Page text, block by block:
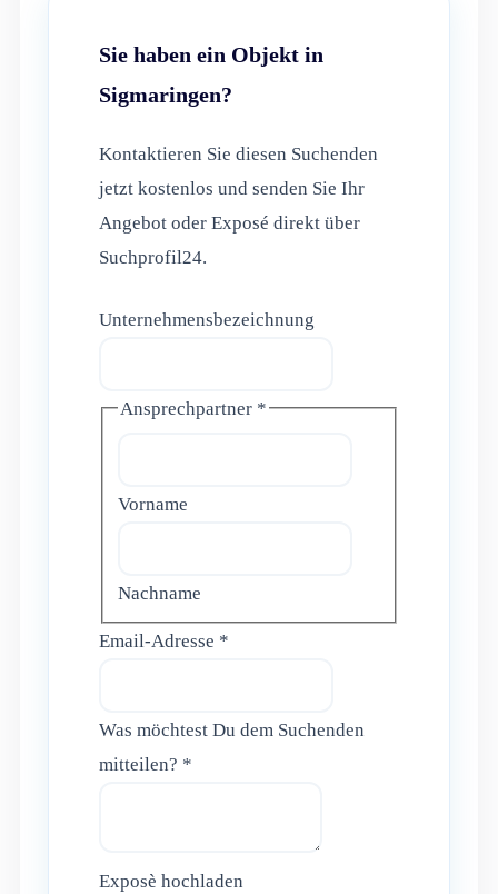
Sie haben ein Objekt in
Sigmaringen?
Kontaktieren Sie diesen Suchenden
jetzt kostenlos und senden Sie Ihr
Angebot oder Exposé direkt über
Suchprofil24.
Unternehmensbezeichnung
Ansprechpartner *
Vorname
Nachname
Was
Email-Adresse *
Was möchtest Du dem Suchenden
mitteilen? *
Exposè hochladen